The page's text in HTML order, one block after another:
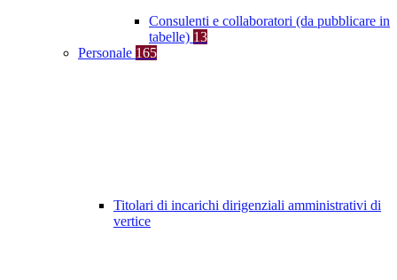
Consulenti e collaboratori (da pubblicare in
tabelle) 13
Personale 165
Titolari di incarichi dirigenziali amministrativi di
vertice